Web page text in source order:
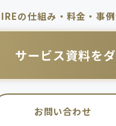
の仕組み・料金・事
サービス資料を
お問い合わせ